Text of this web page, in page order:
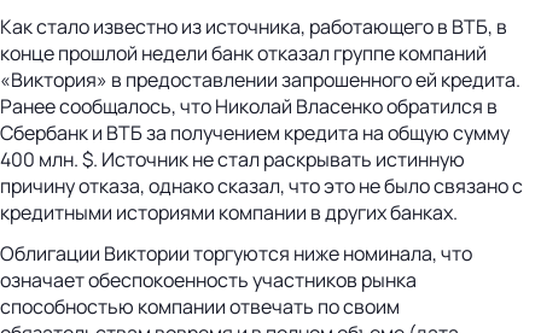
Как стало известно из источника, работающего в ВТБ, в
конце прошлой недели банк отказал группе компаний
«Виктория» в предоставлении запрошенного ей кредита.
Ранее сообщалось, что Николай Власенко обратился в
Сбербанк и ВТБ за получением кредита на общую сумму
400 млн. $. Источник не стал раскрывать истинную
причину отказа, однако сказал, что это не было связано с
кредитными историями компании в других банках.
Облигации Виктории торгуются ниже номинала, что
означает обеспокоенность участников рынка
способностью компании отвечать по своим